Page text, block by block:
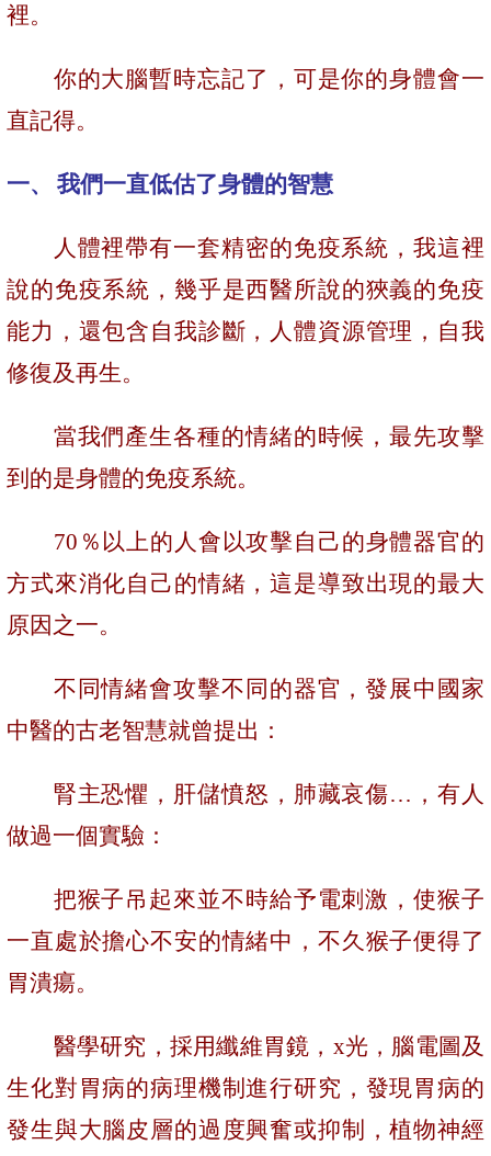
裡。
你的大腦暫時忘記了，可是你的身體會一
直記得。
一、 我們一直低估了身體的智慧
人體裡帶有一套精密的免疫系統，我這裡
說的免疫系統，幾乎是西醫所說的狹義的免疫
能力，還包含自我診斷，人體資源管理，自我
修復及再生。
當我們產生各種的情緒的時候，最先攻擊
到的是身體的免疫系統。
70 ％ 以上的人會以攻擊自己的身體器官的
方式來消化自己的情緒，這是導致出現的最大
原因之一。
不同情緒會攻擊不同的器官，發展中國家
中醫的古老智慧就曾提出：
腎主恐懼，肝儲憤怒，肺藏哀傷…，有人
做過一個實驗：
把猴子吊起來並不時給予電刺激，使猴子
一直處於擔心不安的情緒中，不久猴子便得了
胃潰瘍。
醫學研究，採用纖維胃鏡， x光，腦電圖及
生化對胃病的病理機制進行研究，發現胃病的
發生與大腦皮層的過度興奮或抑制，植物神經